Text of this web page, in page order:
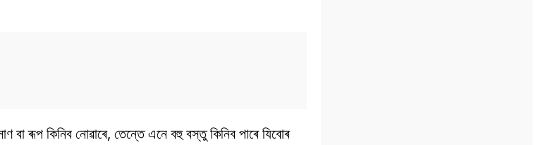
বা ৰূপ কিনিব নোৱাৰে, তেন্তে এনে বহু বস্তু কিনিব পাৰে যিবোৰ